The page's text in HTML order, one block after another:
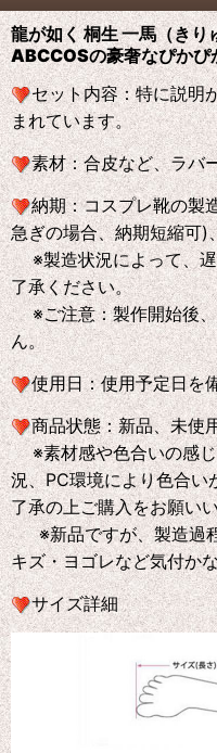
龍が如く 桐生 一馬（き
ABCCOSの豪奢なぴかぴ
セット内容：特に説明
まれています。
素材：合皮など、ラバ
納期：コスプレ靴の製
急ぎの場合、納期短縮可
※製造状況によって、遅
了承ください。
※ご注意：製作開始後、
ん。
使用日：使用予定日を
商品状態：新品、未使
※素材感や色合いの感じ
況、PC環境により色合い
了承の上ご購入をお願い
※新品ですが、製造過程
キズ・ヨゴレなど気付か
サイズ詳細